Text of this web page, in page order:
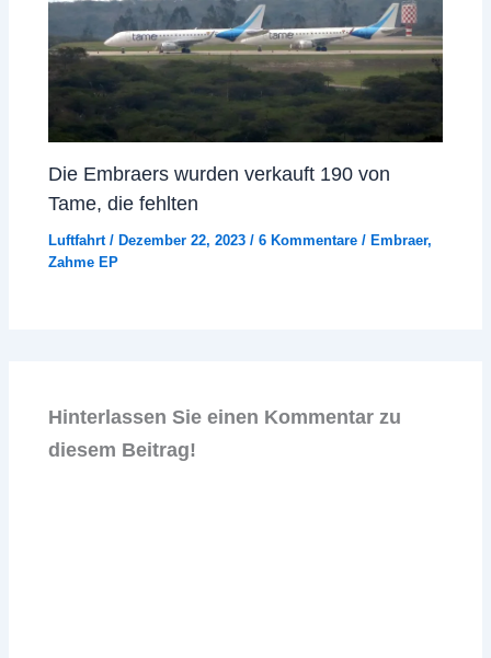
Die Embraers wurden verkauft 190 von
Tame, die fehlten
Luftfahrt/ Dezember 22, 2023/6 Kommentare / Embraer,
Zahme EP
Hinterlassen Sie einen Kommentar zu
diesem Beitrag!